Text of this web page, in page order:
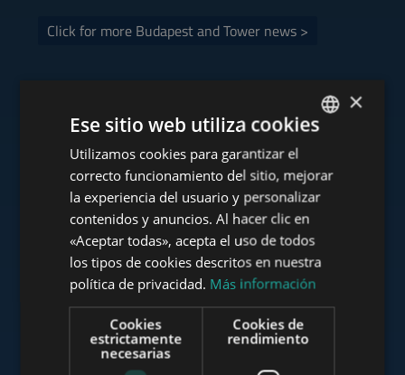
Click for more Budapest and Tower news >
Consulte nuestra cartera
www.tower-investments.com
www.towerassistance.com
ENGLISH
HUNGARIAN
FRENCH
SPANISH
RUSSIAN
×
Ese sitio web utiliza cookies
Utilizamos cookies para garantizar el
correcto funcionamiento del sitio, mejorar
la experiencia del usuario y personalizar
contenidos y anuncios. Al hacer clic en
«Aceptar todas», acepta el uso de todos
los tipos de cookies descritos en nuestra
política de privacidad. Más información
Cookies
estrictamente
necesarias
Cookies de
rendimiento